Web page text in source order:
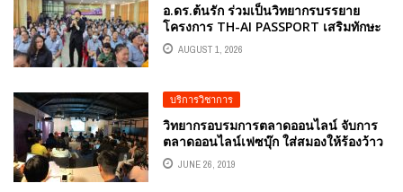
อ.ดร.ต้นรัก ร่วมเป็นวิทยากรบรรยาย
โครงการ TH-AI PASSPORT เสริมทักษะ
AI และสร้างความรู้เท่าทันภัยไซเบอร์ ให้
เยาวชน-ประชาชน จ.นครพนม
AUGUST 1, 2026
บริการวิชาการ
วิทยากรอบรมการตลาดออนไลน์ จับการ
ตลาดออนไลน์เฟซบุ๊ก ใส่สมองให้ร้องว้าว
บริษัท เจ เอส แอล โกลบอล มีเดีย จํากัด
JUNE 26, 2019